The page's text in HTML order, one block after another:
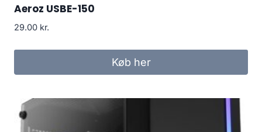
Aeroz USBE-150
29.00 kr.
Køb her